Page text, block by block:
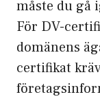
måste du gå
För DV-
domänens
certifikat